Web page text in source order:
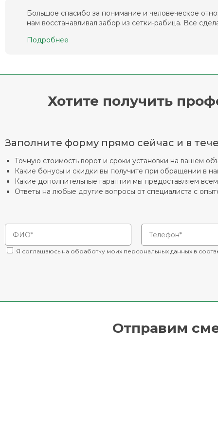
Большое спасибо за понимание и человеческое
нам восстанавливал забор из сетки-рабица. Все
Подробнее
Хотите получить
Заполните форму прямо сейчас и в
Точную стоимость ворот и сроки установки на вашем
Какие бонусы и скидки вы получите при обращении в
Какие дополнительные гарантии мы предоставляем
Ответы на любые другие вопросы от специалиста с
Я соглашаюсь на обработку моих персональных данных в
Отправим